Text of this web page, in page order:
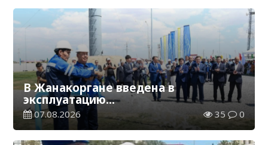
В Жанакоргане введена в
эксплуатацию
водораспределительная станция
07.08.2026 35 0